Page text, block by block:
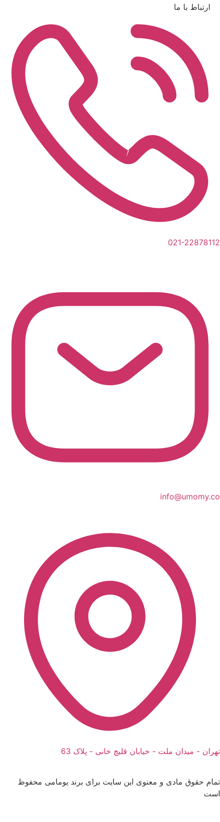
ارتباط با ما
021-22878112
info@umomy.co
تهران - میدان ملت - خیابان قلیچ خانی - پلاک 63
تمام حقوق مادی و معنوی این سایت برای برند یومامی محفوظ
است